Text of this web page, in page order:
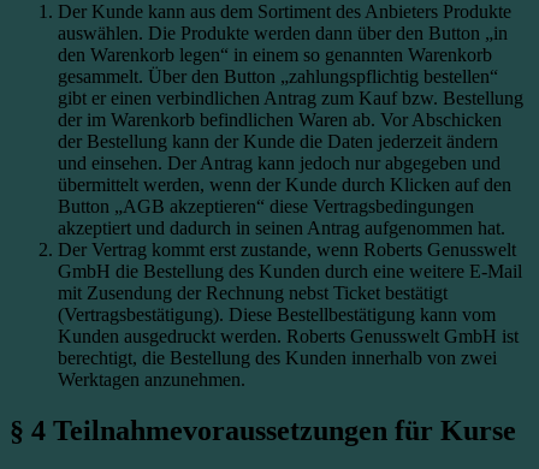
Der Kunde kann aus dem Sortiment des Anbieters Produkte
auswählen. Die Produkte werden dann über den Button „in
den Warenkorb legen“ in einem so genannten Warenkorb
gesammelt. Über den Button „zahlungspflichtig bestellen“
gibt er einen verbindlichen Antrag zum Kauf bzw. Bestellung
der im Warenkorb befindlichen Waren ab. Vor Abschicken
der Bestellung kann der Kunde die Daten jederzeit ändern
und einsehen. Der Antrag kann jedoch nur abgegeben und
übermittelt werden, wenn der Kunde durch Klicken auf den
Button „AGB akzeptieren“ diese Vertragsbedingungen
akzeptiert und dadurch in seinen Antrag aufgenommen hat.
Der Vertrag kommt erst zustande, wenn Roberts Genusswelt
GmbH die Bestellung des Kunden durch eine weitere E-Mail
mit Zusendung der Rechnung nebst Ticket bestätigt
(Vertragsbestätigung). Diese Bestellbestätigung kann vom
Kunden ausgedruckt werden. Roberts Genusswelt GmbH ist
berechtigt, die Bestellung des Kunden innerhalb von zwei
Werktagen anzunehmen.
§ 4 Teilnahmevoraussetzungen für Kurse